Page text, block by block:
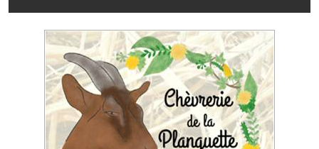
Services publics communaux
Démarches administratives
Urbanisme
Biens à louer
Terrains et maisons à vendre